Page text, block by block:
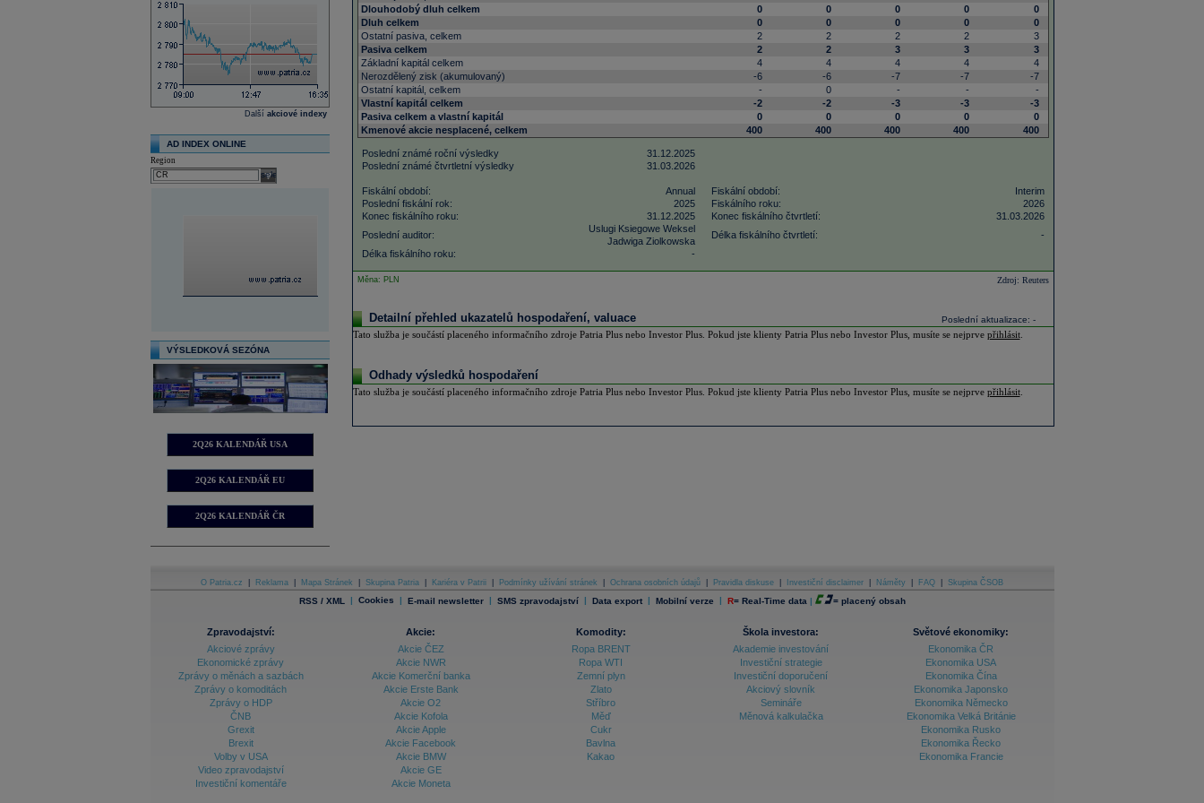
Další akciové indexy
AD INDEX ONLINE
Region
select
VÝSLEDKOVÁ SEZÓNA
2Q26 KALENDÁŘ USA
2Q26 KALENDÁŘ EU
2Q26 KALENDÁŘ ČR
Dlouhodobý dluh celkem
0 0 0 0
0
Dluh celkem
0 0 0 0
0
Ostatní pasiva, celkem
2 2 2 2
3
Pasiva celkem
2 2 3 3
3
Základní kapitál celkem
4 4 4 4
4
Nerozdělený zisk (akumulovaný)
-6 -6 -7 -7
-7
Ostatní kapitál, celkem
- 0 - -
-
Vlastní kapitál celkem
-2 -2 -3 -3
-3
Pasiva celkem a vlastní kapitál
0 0 0 0
0
Kmenové akcie nesplacené, celkem
400 400 400 400 400
Poslední známé roční výsledky
31.12.2025
Poslední známé čtvrtletní výsledky
31.03.2026
Fiskální období: Annual Fiskální období:
Interim
Poslední fiskální rok:
2025 Fiskálního roku:
2026
Konec fiskálního roku:
31.12.2025 Konec fiskálního čtvrtletí:
31.03.2026
Poslední auditor:
Uslugi Ksiegowe Weksel
Jadwiga Ziolkowska
Délka fiskálního čtvrtletí:
-
Délka fiskálního roku:
-
Zdroj: Reuters
Měna: PLN
Poslední aktualizace: -
Detailní přehled ukazatelů hospodaření, valuace
Tato služba je součástí placeného informačního zdroje Patria Plus nebo Investor Plus. Pokud jste klienty Patria Plus nebo Investor Plus, musíte se nejprve přihlásit.
Odhady výsledků hospodaření
Tato služba je součástí placeného informačního zdroje Patria Plus nebo Investor Plus. Pokud jste klienty Patria Plus nebo Investor Plus, musíte se nejprve přihlásit.
O Patria.cz Reklama Mapa Stránek Skupina Patria Kariéra v Patrii Podmínky užívání stránek Ochrana osobních údajů Pravidla diskuse Investiční disclaimer Náměty FAQ Skupina ČSOB
RSS / XML | Cookies | E-mail newsletter | SMS zpravodajství | Data export | Mobilní verze | R= Real-Time data | = placený obsah
Zpravodajství:
Akciové zprávy
Ekonomické zprávy
Zprávy o měnách a sazbách
Zprávy o komoditách
Zprávy o HDP
ČNB
Grexit
Brexit
Volby v USA
Video zpravodajství
Investiční komentáře
Akcie:
Akcie ČEZ
Akcie NWR
Akcie Komerční banka
Akcie Erste Bank
Akcie O2
Akcie Kofola
Akcie Apple
Akcie Facebook
Akcie BMW
Akcie GE
Akcie Moneta
Komodity:
Ropa BRENT
Ropa WTI
Zemní plyn
Zlato
Stříbro
Měď
Cukr
Bavlna
Kakao
Škola investora:
Akademie investování
Investiční strategie
Investiční doporučení
Akciový slovník
Semináře
Měnová kalkulačka
Světové ekonomiky:
Ekonomika ČR
Ekonomika USA
Ekonomika Čína
Ekonomika Japonsko
Ekonomika Německo
Ekonomika Velká Británie
Ekonomika Rusko
Ekonomika Řecko
Ekonomika Francie